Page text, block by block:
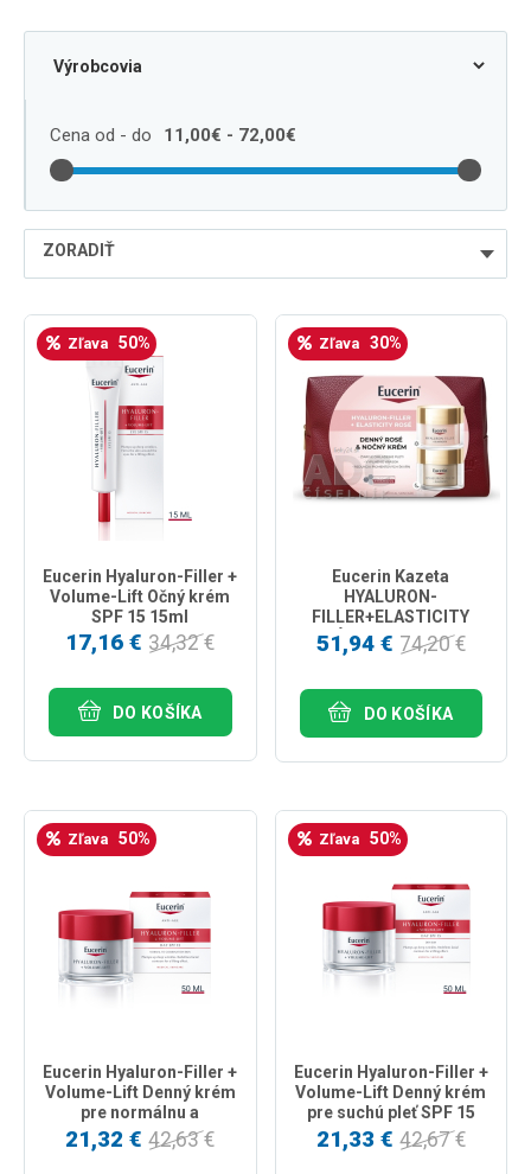
Cena od - do 11,00€ - 72,00€
ZORADIŤ
najdrahšie
najpredávanejšie
podľa názvu od A
Zľava 50%
Eucerin Hyaluron-Filler +
Volume-Lift Očný krém
SPF 15 15ml
17,16 € 34,32 €
DO KOŠÍKA
Zľava 30%
Eucerin Kazeta
HYALURON-
FILLER+ELASTICITY
ROSÉ Denný krém rosé
SPF30 50ml + Nočný
51,94 € 74,20 €
DO KOŠÍKA
Zľava 50%
Eucerin Hyaluron-Filler +
Volume-Lift Denný krém
pre normálnu a
zmiešanú pleť SPF 15
50ml
21,32 €42,63 €
Zľava 50%
Eucerin Hyaluron-Filler +
Volume-Lift Denný krém
pre suchú pleť SPF 15
50ml
21,33 € 42,67 €